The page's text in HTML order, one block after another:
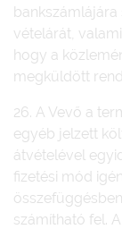
vételárát,
hogy a
megküldött
26. A Vevő a
egyéb jelzett
átvételével
fizetési mód
számítható fel.